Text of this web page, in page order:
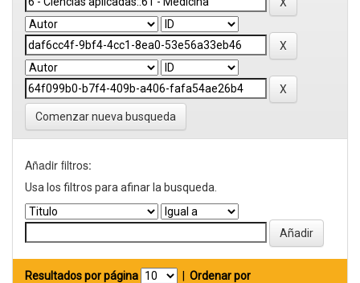
Comenzar nueva busqueda
Añadir filtros:
Usa los filtros para afinar la busqueda.
Resultados por página
Ordenar por